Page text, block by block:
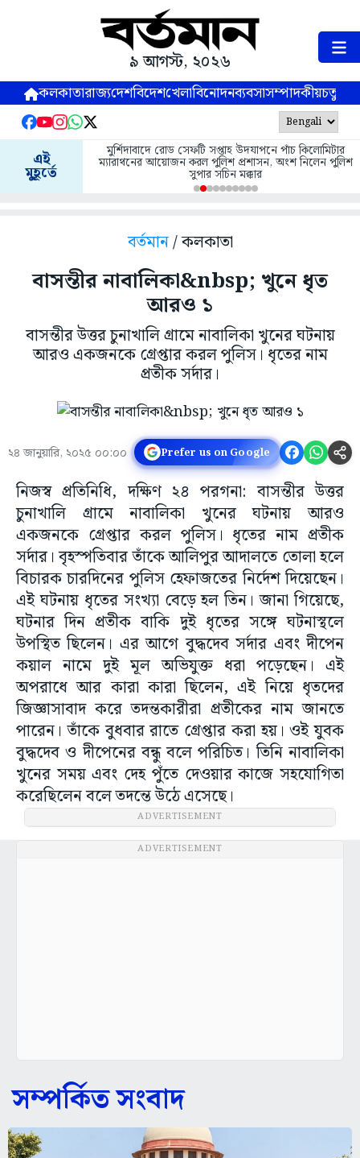
৯ আগস্ট, ২০২৬
কলকাতারাজ্যদেশবিদেশখেলাবিনোদনব্যবসাসম্পাদকীয়
এই
মুহূর্তে
মুর্শিদাবাদে রোড সেফটি সপ্তাহ উদযাপনে পাঁচ কিলোমিটার
ম্যারাথনের আয়োজন করল পুলিশ প্রশাসন, অংশ নিলেন পুলিশ
সুপার সচিন মক্কার
বর্তমান/ কলকাতা
বাসন্তীর নাবালিকা&nbsp; খুনে ধৃত
আরও ১
বাসন্তীর উত্তর চুনাখালি গ্রামে নাবালিকা খুনের ঘটনায়
আরও একজনকে গ্রেপ্তার করল পুলিস। ধৃতের নাম
প্রতীক সর্দার।
২৪ জানুয়ারি, ২০২৫ ০০:০০ Prefer us on Google
নিজস্ব প্রতিনিধি, দক্ষিণ ২৪ পরগনা: বাসন্তীর উত্তর
চুনাখালি গ্রামে নাবালিকা খুনের ঘটনায় আরও
একজনকে গ্রেপ্তার করল পুলিস। ধৃতের নাম প্রতীক
সর্দার। বৃহস্পতিবার তাঁকে আলিপুর আদালতে তোলা হলে
বিচারক চারদিনের পুলিস হেফাজতের নির্দেশ দিয়েছেন।
এই ঘটনায় ধৃতের সংখ্যা বেড়ে হল তিন। জানা গিয়েছে,
ঘটনার দিন প্রতীক বাকি দুই ধৃতের সঙ্গে ঘটনাস্থলে
উপস্থিত ছিলেন। এর আগে বুদ্ধদেব সর্দার এবং দীপেন
কয়াল নামে দুই মূল অভিযুক্ত ধরা পড়েছেন। এই
অপরাধে আর কারা কারা ছিলেন, এই নিয়ে ধৃতদের
জিজ্ঞাসাবাদ করে তদন্তকারীরা প্রতীকের নাম জানতে
পারেন। তাঁকে বুধবার রাতে গ্রেপ্তার করা হয়। ওই যুবক
বুদ্ধদেব ও দীপেনের বন্ধু বলে পরিচিত। তিনি নাবালিকা
খুনের সময় এবং দেহ পুঁতে দেওয়ার কাজে সহযোগিতা
করেছিলেন বলে তদন্তে উঠে এসেছে।
ADVERTISEMENT
ADVERTISEMENT
সম্পর্কিত সংবাদ